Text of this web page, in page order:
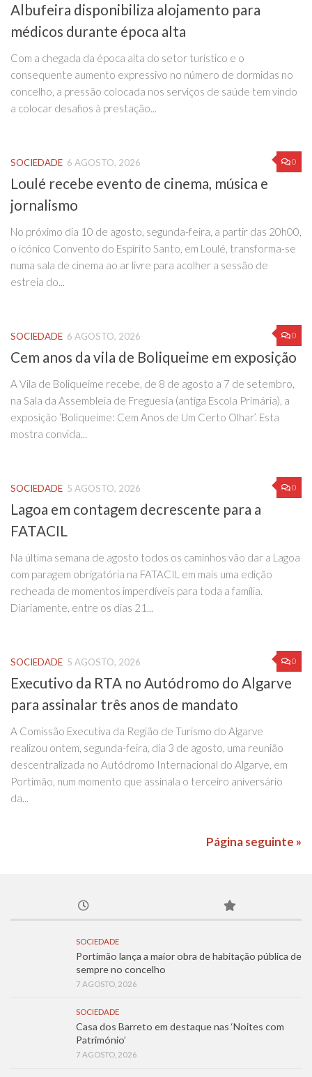
Albufeira disponibiliza alojamento para
médicos durante época alta
Com a chegada da época alta do setor turístico e o
consequente aumento expressivo no número de dormidas no
concelho, a pressão colocada nos serviços de saúde tem vindo
a colocar desafios à prestação...
0
SOCIEDADE 6 AGOSTO, 2026
Loulé recebe evento de cinema, música e
jornalismo
No próximo dia 10 de agosto, segunda-feira, a partir das 20h00,
o icónico Convento do Espírito Santo, em Loulé, transforma-se
numa sala de cinema ao ar livre para acolher a sessão de
estreia do...
0
SOCIEDADE 6 AGOSTO, 2026
Cem anos da vila de Boliqueime em exposição
A Vila de Boliqueime recebe, de 8 de agosto a 7 de setembro,
na Sala da Assembleia de Freguesia (antiga Escola Primária), a
exposição ‘Boliqueime: Cem Anos de Um Certo Olhar’. Esta
mostra convida...
0
SOCIEDADE 5 AGOSTO, 2026
Lagoa em contagem decrescente para a
FATACIL
Na última semana de agosto todos os caminhos vão dar a Lagoa
com paragem obrigatória na FATACIL em mais uma edição
recheada de momentos imperdíveis para toda a família.
Diariamente, entre os dias 21...
0
SOCIEDADE 5 AGOSTO, 2026
Executivo da RTA no Autódromo do Algarve
para assinalar três anos de mandato
A Comissão Executiva da Região de Turismo do Algarve
realizou ontem, segunda-feira, dia 3 de agosto, uma reunião
descentralizada no Autódromo Internacional do Algarve, em
Portimão, num momento que assinala o terceiro aniversário
da...
Página seguinte »
SOCIEDADE
Portimão lança a maior obra de habitação pública de
sempre no concelho
7 AGOSTO, 2026
SOCIEDADE
Casa dos Barreto em destaque nas ‘Noites com
Património’
7 AGOSTO, 2026